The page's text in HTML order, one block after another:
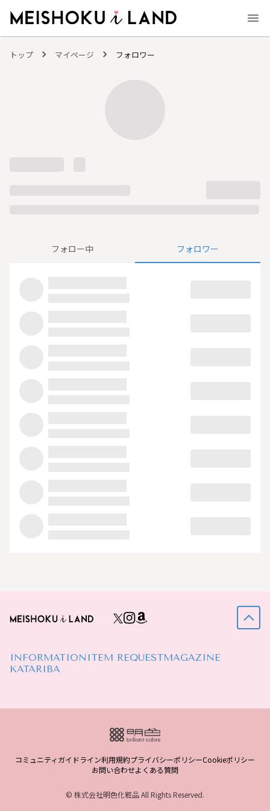
トップ マイページ フォロワー
フォロー中 フォロワー
INFORMATION ITEM REQUESTMAGAZINE
KATARIBA
コミュニティガイドライン利用規約プライバシーポリシーCookieポリシー
お問い合わせよくある質問
© 株式会社明色化粧品 All Rights Reserved.